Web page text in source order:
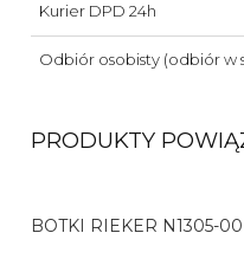
Kurier DPD 24h
Odbiór osobisty(odbiór w
PRODUKTY
BOTKI RIEKER N1305-